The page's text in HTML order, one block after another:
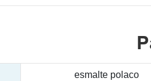
esmalte polaco